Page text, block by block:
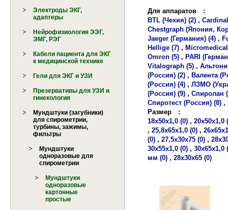
Электроды ЭКГ,
адаптеры
Нейрофизиология ЭЭГ,
ЭМГ, РЭГ
Кабели пациента для ЭКГ
к медицинской технике
Гели для ЭКГ и УЗИ
Презервативы для УЗИ и
гинекология
Мундштуки (загубники)
для спирометрии,
турбины, зажимы,
фильтры
Мундштуки
одноразовые для
спирометрии
Мундштуки
одноразовые
картонные
простые
Для аппаратов
:
BTL (Чехия) (2) ,
Chestgraph (Япония,
Jaeger (Германия) (4) ,
Hellige (7) ,
Omron (5) , PARI
Vitalograph (5) ,
(Россия) (2) , Валента
(Россия) (4) , ЛЗМО
(Россия) (9) , Спиролан
Спиротест (Россия) (8) ,
Размер
:
18х50х1,0 (0) , 20х50х1,0
, 25,8х65х1,0 (0) ,
(0) , 27,5х30х75 (0) ,
30х55х1,0 (0) , 30х65х1,0
мм (0) , 28х30х65 (0)